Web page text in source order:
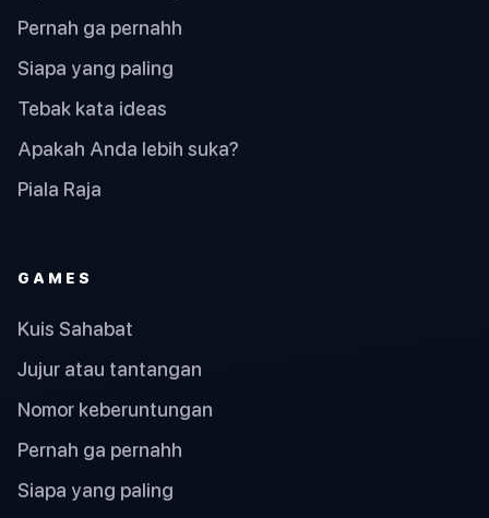
Pernah ga pernahh
Siapa yang paling
Tebak kata ideas
Apakah Anda lebih suka?
Piala Raja
GAMES
Kuis Sahabat
Jujur atau tantangan
Nomor keberuntungan
Pernah ga pernahh
Siapa yang paling